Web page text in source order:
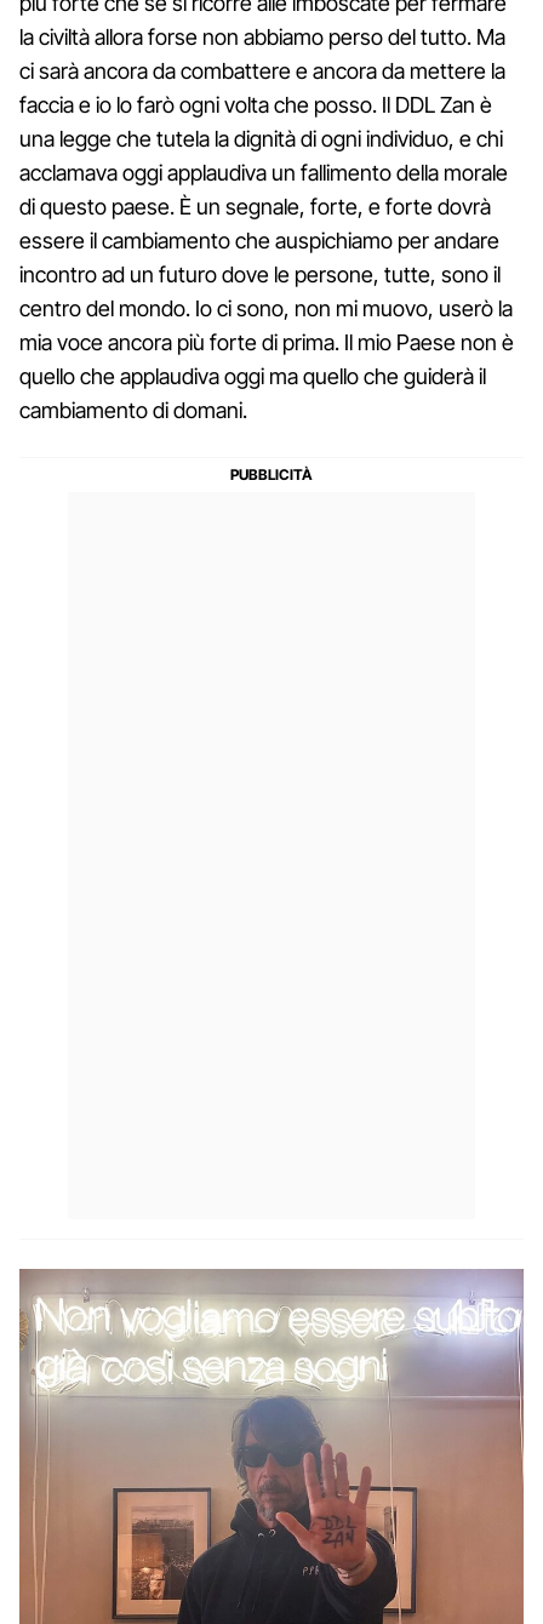
la civiltà allora forse non abbiamo perso del tutto. Ma
ci sarà ancora da combattere e ancora da mettere la
faccia e io lo farò ogni volta che posso. Il DDL Zan è
una legge che tutela la dignità di ogni individuo, e chi
acclamava oggi applaudiva un fallimento della morale
di questo paese. È un segnale, forte, e forte dovrà
essere il cambiamento che auspichiamo per andare
incontro ad un futuro dove le persone, tutte, sono il
centro del mondo. Io ci sono, non mi muovo, userò la
mia voce ancora più forte di prima. Il mio Paese non è
quello che applaudiva oggi ma quello che guiderà il
cambiamento di domani.